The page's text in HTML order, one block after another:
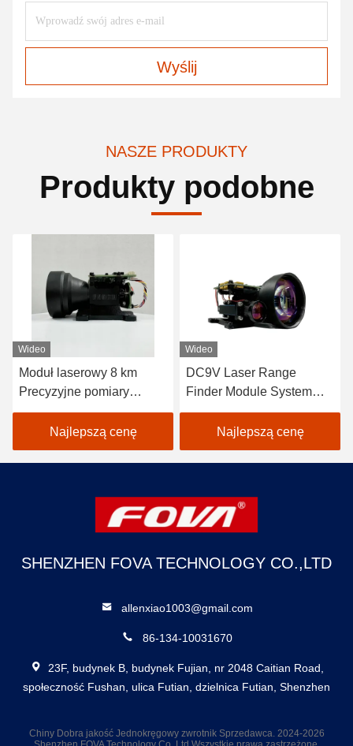
Wyślij
NASZE PRODUKTY
Produkty podobne
Wideo
Moduł laserowy 8 km
Precyzyjne pomiary
odległości,
rozpoznawanie i
lokalizacja
Najlepszą cenę
Wideo
DC9V Laser Range
Finder Module System
fotoelektryczny Wykryć
odległość docelową 120
g, pomiar odległości
laserowej
Najlepszą cenę
SHENZHEN FOVA TECHNOLOGY CO.,LTD
allenxiao1003@gmail.com
86-134-10031670
23F, budynek B, budynek Fujian, nr 2048 Caitian Road,
społeczność Fushan, ulica Futian, dzielnica Futian, Shenzhen
Chiny Dobra jakość Jednokręgowy zwrotnik Sprzedawca. 2024-2026